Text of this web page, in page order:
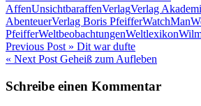
AffenUnsichtbaraffenVerlagVerlag
AbenteuerVerlag Boris PfeifferWatchMan
PfeifferWeltbeobachtungenWeltlexikon
Beitragsnavigation
Previous Post » Dit war dufte
« Next Post Geheiß zum Aufleben
Schreibe einen Kommentar